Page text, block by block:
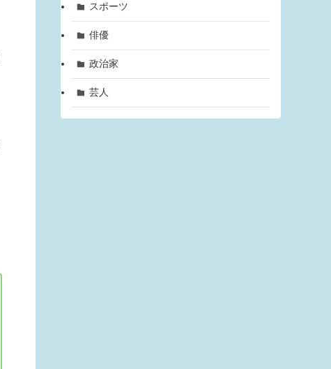
スポーツ
俳優
政治家
芸人